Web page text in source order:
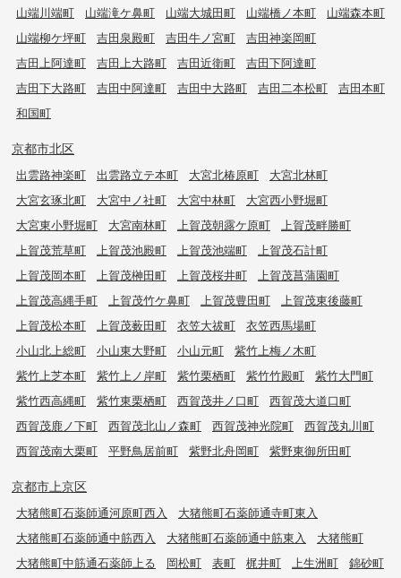
山端川端町
山端滝ケ鼻町 山端大城田町 山端橋ノ本町
山端森本町
山端柳ケ坪町
吉田泉殿町 吉田牛ノ宮町
吉田神楽岡町
吉田上阿達町
吉田上大路町 吉田近衛町
吉田下阿達町
吉田下大路町
吉田中阿達町 吉田中大路町 吉田二本松町
吉田本町
和国町
京都市北区
出雲路神楽町 出雲路立テ本町 大宮北椿原町
大宮北林町
大宮玄琢北町
大宮中ノ社町 大宮中林町
大宮西小野堀町
大宮東小野堀町
大宮南林町 上賀茂朝露ケ原町
上賀茂畔勝町
上賀茂荒草町
上賀茂池殿町 上賀茂池端町
上賀茂石計町
上賀茂岡本町
上賀茂榊田町 上賀茂桜井町
上賀茂菖蒲園町
上賀茂高縄手町
上賀茂竹ケ鼻町 上賀茂豊田町
上賀茂東後藤町
上賀茂松本町
上賀茂薮田町 衣笠大祓町
衣笠西馬場町
小山北上総町
小山東大野町 小山元町
紫竹上梅ノ木町
紫竹上芝本町
紫竹上ノ岸町 紫竹栗栖町 紫竹竹殿町
紫竹大門町
紫竹西高縄町
紫竹東栗栖町 西賀茂井ノ口町
西賀茂大道口町
西賀茂鹿ノ下町
西賀茂北山ノ森町 西賀茂神光院町
西賀茂丸川町
西賀茂南大栗町
平野鳥居前町 紫野北舟岡町 紫野東御所田町
京都市上京区
大猪熊町石薬師通河原町西入
大猪熊町石薬師通寺町東入
大猪熊町石薬師通中筋西入
大猪熊町石薬師通中筋東入
大猪熊町
大猪熊町中筋通石薬師上る
岡松町 表町 梶井町 上生洲町
錦砂町